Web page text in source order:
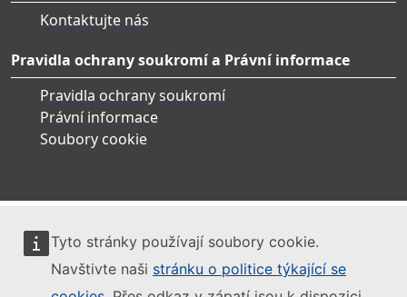
Tyto stránky používají soubory cookie.
Navštivte naši stránku o politice týkající se
Kontaktujte nás
Pravidla ochrany soukromí a Právní informace
Pravidla ochrany soukromí
Právní informace
Soubory cookie